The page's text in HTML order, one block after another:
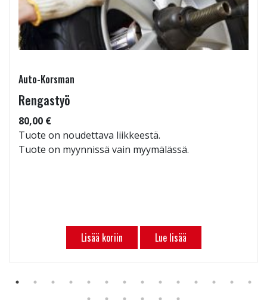
Auto-Korsman
Rengastyö
80,00 €
Tuote on noudettava liikkeestä.
Tuote on myynnissä vain myymälässä.
Lisää koriin Lue lisää